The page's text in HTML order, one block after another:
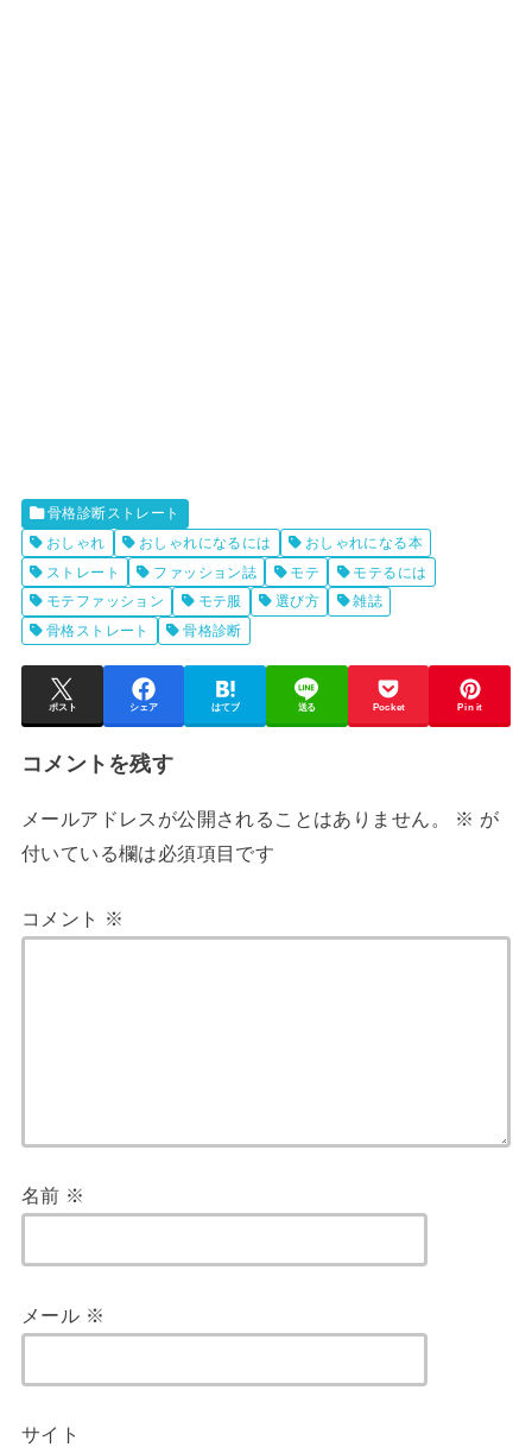
骨格診断ストレート
おしゃれ
おしゃれになるには
おしゃれになる本
ストレート
ファッション誌 モテ
モテるには
モテファッション
モテ服 選び方
雑誌
骨格ストレート
骨格診断
ポスト シェア はてブ 送る Pocket Pin it
コメントを残す
メールアドレスが公開されることはありません。 ※ が
付いている欄は必須項目です
コメント ※
名前 ※
メール ※
サイト